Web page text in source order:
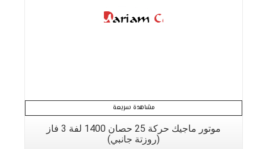
مشاهدة سريعة
موتور ماجيك حركة 25 حصان 1400 لفة 3 فاز
(روزتة جانبي)